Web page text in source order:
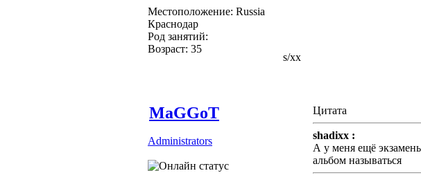
Местоположение: Russia
Краснодар
Род занятий:
Возраст: 35
s/xx
MaGGoT
Administrators
Цитата
shadixx :
А у меня ещё
альбом называться